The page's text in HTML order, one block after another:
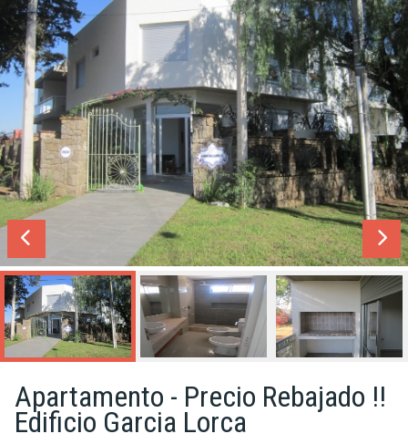
Apartamento - Precio Rebajado !!
Edificio Garcia Lorca